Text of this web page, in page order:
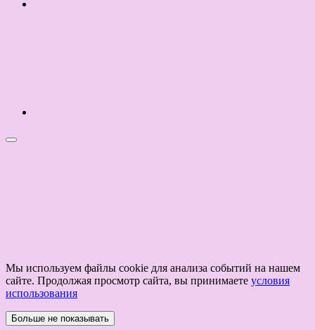
Мы используем файлы cookie для анализа событий на нашем
сайте. Продолжая просмотр сайта, вы принимаете условия
использования
Больше не показывать